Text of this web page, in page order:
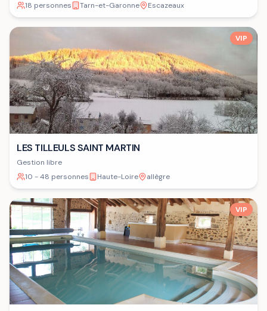
18 personnes Tarn-et-Garonne Escazeaux
VIP
LES TILLEULS SAINT MARTIN
Gestion libre
10 - 48 personnes
Haute-Loire allègre
VIP